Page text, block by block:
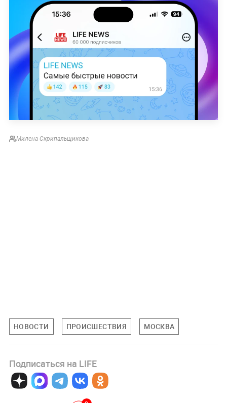
Милена Скрипальщикова
НОВОСТИ ПРОИСШЕСТВИЯ МОСКВА
Подписаться на LIFE